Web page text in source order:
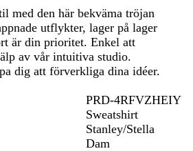
med den här bekväma tröjan
utflykter, lager på lager
är din prioritet. Enkel att
av vår intuitiva studio.
dig att förverkliga dina idéer.
PRD-4RFVZHEIY
Sweatshirt
Stanley/Stella
Dam